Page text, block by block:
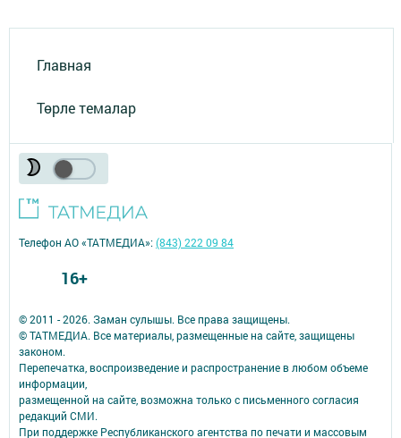
Главная
Төрле темалар
© 2011 - 2026. Заман сулышы. Все права защищены.
© ТАТМЕДИА. Все материалы, размещенные на сайте, защищены
законом.
Перепечатка, воспроизведение и распространение в любом объеме
информации,
размещенной на сайте, возможна только с письменного согласия
редакций СМИ.
При поддержке Республиканского агентства по печати и массовым
Телефон АО «ТАТМЕДИА»:(843) 222 09 84
16+